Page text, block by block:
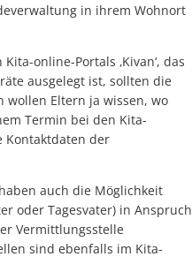
in ihrem Wohnort
online-Portals ‚Kivan‘, das
ausgelegt ist, sollten die
Eltern ja wissen, wo
Termin bei den Kita-
Kontaktdaten der
auch die Möglichkeit
oder Tagesvater) in Anspruch
Vermittlungsstelle
sind ebenfalls im Kita-